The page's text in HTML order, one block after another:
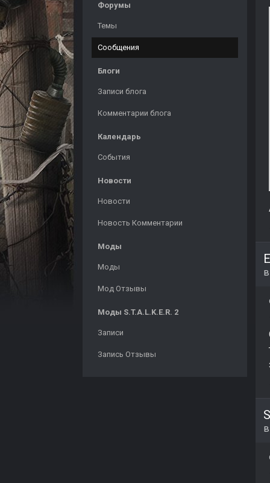
Форумы
Темы
Сообщения
Блоги
Записи блога
Комментарии блога
Календарь
События
Новости
Новости
Новость Комментарии
Моды
Моды
Мод Отзывы
Моды S.T.A.L.K.E.R. 2
Записи
Запись Отзывы